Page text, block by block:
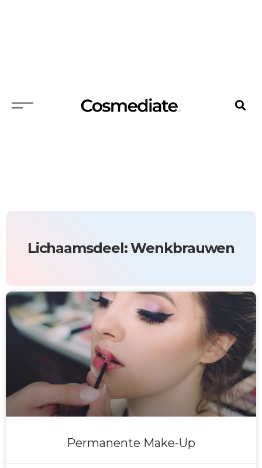
Lichaamsdeel: Wenkbrauwen
Permanente Make-Up